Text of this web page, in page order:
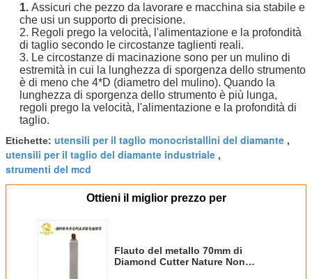
1. Assicuri che pezzo da lavorare e macchina sia stabile e
che usi un supporto di precisione.
2. Regoli prego la velocità, l'alimentazione e la profondità
di taglio secondo le circostanze taglienti reali.
3. Le circostanze di macinazione sono per un mulino di
estremità in cui la lunghezza di sporgenza dello strumento
è di meno che 4*D (diametro del mulino). Quando la
lunghezza di sporgenza dello strumento è più lunga,
regoli prego la velocità, l'alimentazione e la profondità di
taglio.
Etichette: utensili per il taglio monocristallini del diamante ,
utensili per il taglio del diamante industriale ,
strumenti del mcd
Ottieni il miglior prezzo per
Flauto del metallo 70mm di
Diamond Cutter Nature Non